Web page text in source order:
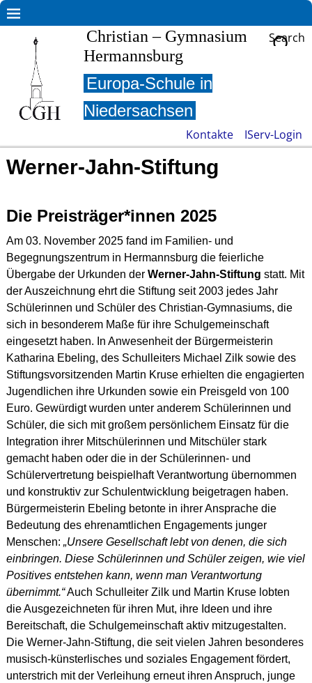
Christian – Gymnasium
Hermannsburg
Search
Europa-Schule in
Niedersachsen
Kontakte IServ-Login
Werner-Jahn-Stiftung
Die Preisträger*innen 2025
Am 03. November 2025 fand im Familien- und
Begegnungszentrum in Hermannsburg die feierliche
Übergabe der Urkunden der Werner-Jahn-Stiftung statt. Mit
der Auszeichnung ehrt die Stiftung seit 2003 jedes Jahr
Schülerinnen und Schüler des Christian-Gymnasiums, die
sich in besonderem Maße für ihre Schulgemeinschaft
eingesetzt haben. In Anwesenheit der Bürgermeisterin
Katharina Ebeling, des Schulleiters Michael Zilk sowie des
Stiftungsvorsitzenden Martin Kruse erhielten die engagierten
Jugendlichen ihre Urkunden sowie ein Preisgeld von 100
Euro. Gewürdigt wurden unter anderem Schülerinnen und
Schüler, die sich mit großem persönlichem Einsatz für die
Integration ihrer Mitschülerinnen und Mitschüler stark
gemacht haben oder die in der Schülerinnen- und
Schülervertretung beispielhaft Verantwortung übernommen
und konstruktiv zur Schulentwicklung beigetragen haben.
Bürgermeisterin Ebeling betonte in ihrer Ansprache die
Bedeutung des ehrenamtlichen Engagements junger
Menschen: „Unsere Gesellschaft lebt von denen, die sich
einbringen. Diese Schülerinnen und Schüler zeigen, wie viel
Positives entstehen kann, wenn man Verantwortung
übernimmt.“Auch Schulleiter Zilk und Martin Kruse lobten
die Ausgezeichneten für ihren Mut, ihre Ideen und ihre
Bereitschaft, die Schulgemeinschaft aktiv mitzugestalten.
Die Werner-Jahn-Stiftung, die seit vielen Jahren besonderes
musisch-künsterlisches und soziales Engagement fördert,
unterstrich mit der Verleihung erneut ihren Anspruch, junge